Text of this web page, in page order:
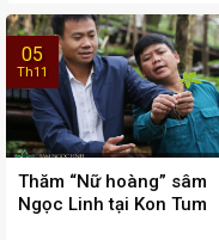
Thăm “Nữ hoàng” sâm
Ngọc Linh tại Kon Tum
05
Th11